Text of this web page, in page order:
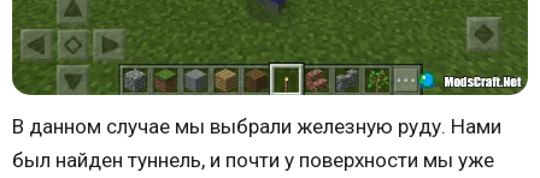
В данном случае мы выбрали железную руду. Нами
был найден туннель, и почти у поверхности мы уже